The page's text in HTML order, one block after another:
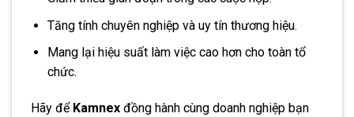
Tăng tính chuyên nghiệp và uy tín thương hiệu.
Mang lại hiệu suất làm việc cao hơn cho toàn tổ
chức.
Hãy để Kamnex đồng hành cùng doanh nghiệp bạn